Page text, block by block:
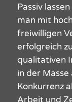
Passiv
man mit
freiwilligen
erfolgreich
qualitativen
in der
Konkurrenz
Arbeit und